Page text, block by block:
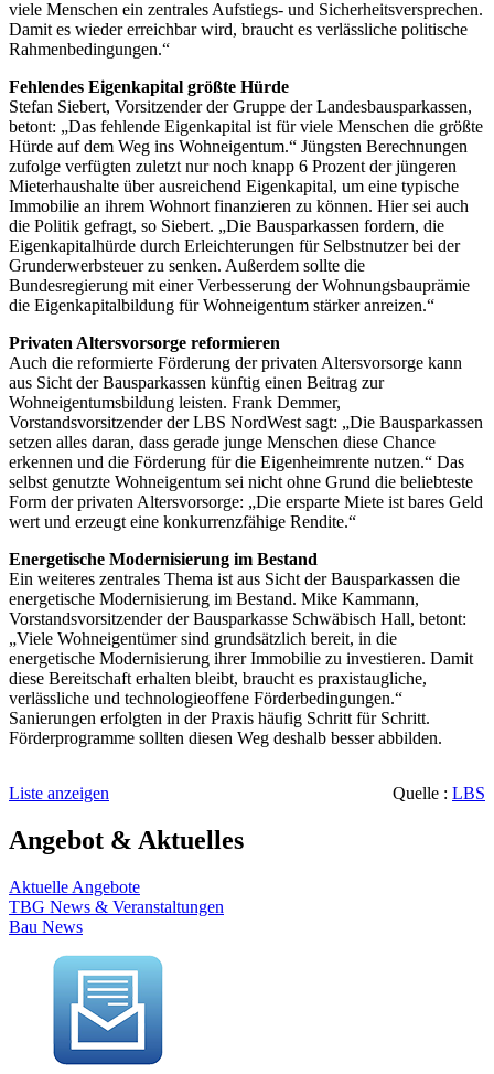
viele Menschen ein zentrales Aufstiegs- und Sicherheitsversprechen.
Damit es wieder erreichbar wird, braucht es verlässliche politische
Rahmenbedingungen.“
Fehlendes Eigenkapital größte Hürde
Stefan Siebert, Vorsitzender der Gruppe der Landesbausparkassen,
betont: „Das fehlende Eigenkapital ist für viele Menschen die größte
Hürde auf dem Weg ins Wohneigentum.“ Jüngsten Berechnungen
zufolge verfügten zuletzt nur noch knapp 6 Prozent der jüngeren
Mieterhaushalte über ausreichend Eigenkapital, um eine typische
Immobilie an ihrem Wohnort finanzieren zu können. Hier sei auch
die Politik gefragt, so Siebert. „Die Bausparkassen fordern, die
Eigenkapitalhürde durch Erleichterungen für Selbstnutzer bei der
Grunderwerbsteuer zu senken. Außerdem sollte die
Bundesregierung mit einer Verbesserung der Wohnungsbauprämie
die Eigenkapitalbildung für Wohneigentum stärker anreizen.“
Privaten Altersvorsorge reformieren
Auch die reformierte Förderung der privaten Altersvorsorge kann
aus Sicht der Bausparkassen künftig einen Beitrag zur
Wohneigentumsbildung leisten. Frank Demmer,
Vorstandsvorsitzender der LBS NordWest sagt: „Die Bausparkassen
setzen alles daran, dass gerade junge Menschen diese Chance
erkennen und die Förderung für die Eigenheimrente nutzen.“ Das
selbst genutzte Wohneigentum sei nicht ohne Grund die beliebteste
Form der privaten Altersvorsorge: „Die ersparte Miete ist bares Geld
wert und erzeugt eine konkurrenzfähige Rendite.“
Energetische Modernisierung im Bestand
Ein weiteres zentrales Thema ist aus Sicht der Bausparkassen die
energetische Modernisierung im Bestand. Mike Kammann,
Vorstandsvorsitzender der Bausparkasse Schwäbisch Hall, betont:
„Viele Wohneigentümer sind grundsätzlich bereit, in die
energetische Modernisierung ihrer Immobilie zu investieren. Damit
diese Bereitschaft erhalten bleibt, braucht es praxistaugliche,
verlässliche und technologieoffene Förderbedingungen.“
Sanierungen erfolgten in der Praxis häufig Schritt für Schritt.
Förderprogramme sollten diesen Weg deshalb besser abbilden.
Quelle : LBS
Liste anzeigen
Angebot & Aktuelles
Aktuelle Angebote
TBG News & Veranstaltungen
Bau News